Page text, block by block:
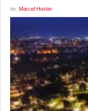
de: Marcel Hoster